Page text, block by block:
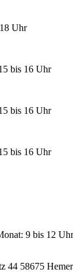
Uhr
bis 16 Uhr
bis 16 Uhr
bis 16 Uhr
9 bis 12 Uhr
44 58675 Hemer